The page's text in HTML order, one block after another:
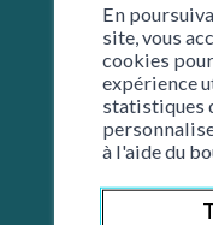
En
site, vous
cookies
expérience
statistiques
à l'aide du